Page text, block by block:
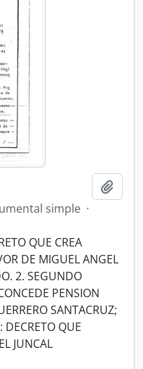
simple ·
QUE CREA
DE MIGUEL ANGEL
2. SEGUNDO
PENSION
SANTACRUZ;
DECRETO QUE
JUNCAL